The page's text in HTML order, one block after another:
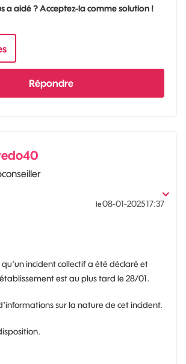
a aidé ? Acceptez-la comme solution !
Répondre
le‎08-01-202517:37
qu'un incident collectif a été déclaré et
est au plus tard le 28/01.
sur la nature de cet incident.